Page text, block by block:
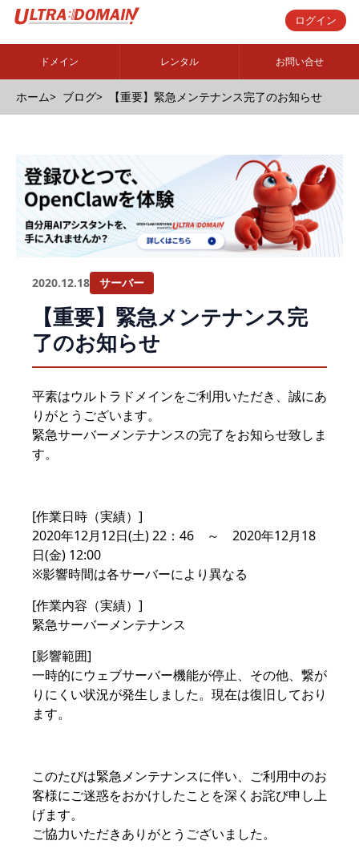
ログイン
ドメイン レンタル お問い合せ
ホーム ブログ 【重要】緊急メンテナンス完了のお知らせ
2020.12.18 サーバー
【重要】緊急メンテナンス完
了のお知らせ
平素はウルトラドメインをご利用いただき、誠にあ
りがとうございます。
緊急サーバーメンテナンスの完了をお知らせ致しま
す。
[作業日時（実績）]
2020年12月12日(土) 22：46 ～ 2020年12月18
日(金) 12:00
※影響時間は各サーバーにより異なる
[作業内容（実績）]
緊急サーバーメンテナンス
[影響範囲]
一時的にウェブサーバー機能が停止、その他、繋が
りにくい状況が発生しました。現在は復旧しており
ます。
このたびは緊急メンテナンスに伴い、ご利用中のお
客様にご迷惑をおかけしたことを深くお詫び申し上
げます。
ご協力いただきありがとうございました。